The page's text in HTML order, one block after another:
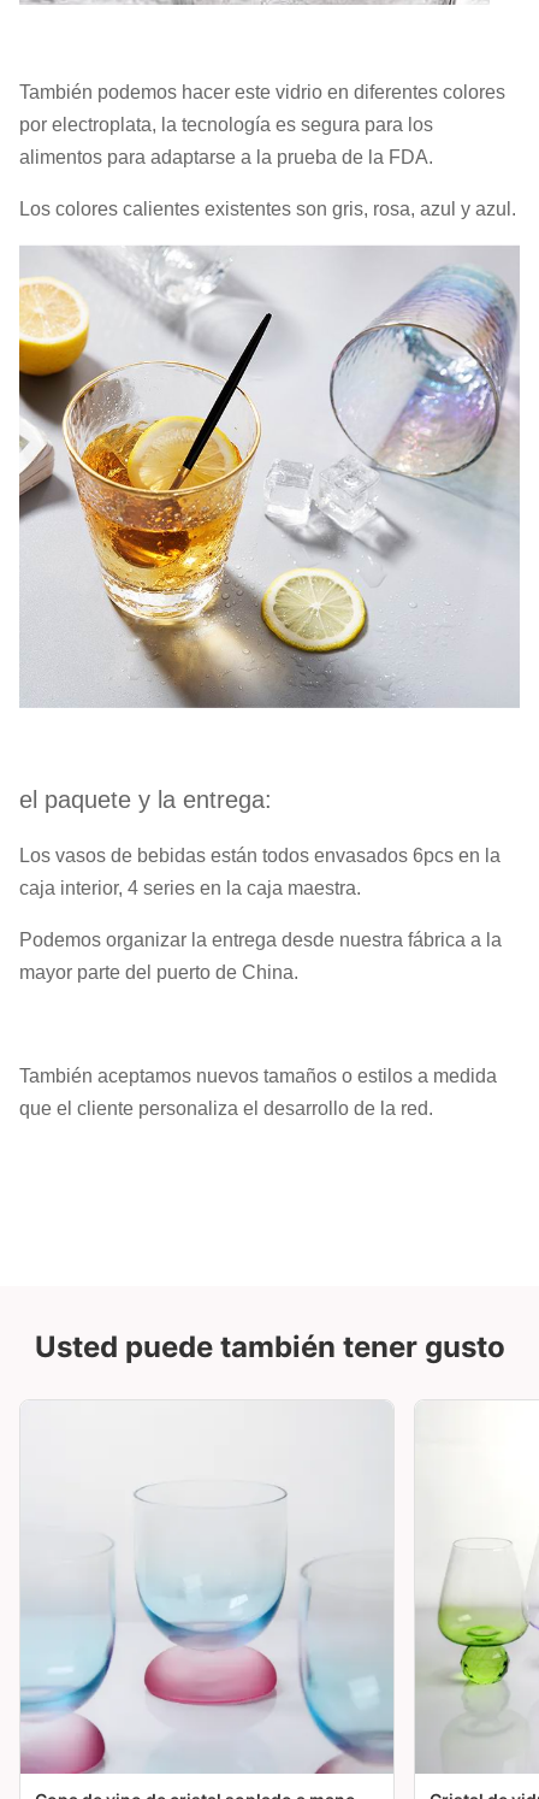
También podemos hacer este vidrio en diferentes colores
por electroplata, la tecnología es segura para los
alimentos para adaptarse a la prueba de la FDA.
Los colores calientes existentes son gris, rosa, azul y azul.
el paquete y la entrega:
Los vasos de bebidas están todos envasados 6pcs en la
caja interior, 4 series en la caja maestra.
Podemos organizar la entrega desde nuestra fábrica a la
mayor parte del puerto de China.
También aceptamos nuevos tamaños o estilos a medida
que el cliente personaliza el desarrollo de la red.
Usted puede también tener gusto